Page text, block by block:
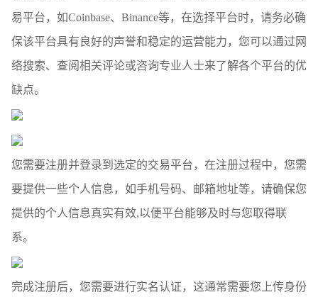
易平台，如Coinbase、Binance等，在选择平台时，请务必确
保该平台具有良好的声誉和稳定的运营能力，您可以通过网
络搜索、查阅相关评论或咨询专业人士来了解各个平台的优
缺点。
您需要注册并登录到选定的交易平台，在注册过程中，您需
要提供一些个人信息，如手机号码、邮箱地址等，请确保您
提供的个人信息真实有效,以便平台能够及时与您取得联
系。
完成注册后，您需要进行实名认证，这通常需要您上传身份